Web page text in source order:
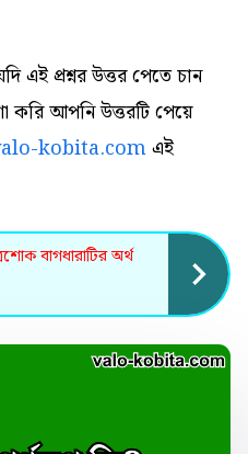
এই প্রশ্নর উত্তর পেতে চান
আপনি উত্তরটি পেয়ে
kobita.comএই
বাগধারাটির অর্থ